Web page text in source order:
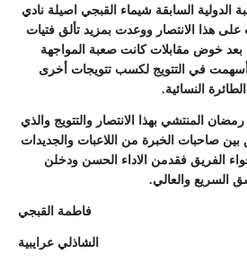
الدولية السابقة شيماء القبجي اصيلة نادي
على هذا الانتصار ووعدت بمزيد تألق فتيات
بعد خوض مقابلات كانت صعبة المواجهة
أسهمت في التتويج لكسب تتويجات أخرى
النسائية.
المنتشي بهذا الانتصار والتتويج والذي
صاحبات الخبرة من اللاعبات والجديدات
الفريق فقدمن الاداء الحسن ودخلن
السريع والعالي.
فاطمة القبجي
الشاذلي عرايبية